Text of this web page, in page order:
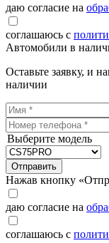
даю согласие на
соглашаюсь с
Автомобили в
Оставьте заявку, и
наличии
Выберите модель
Отправить
Нажав кнопку
даю согласие на
соглашаюсь с